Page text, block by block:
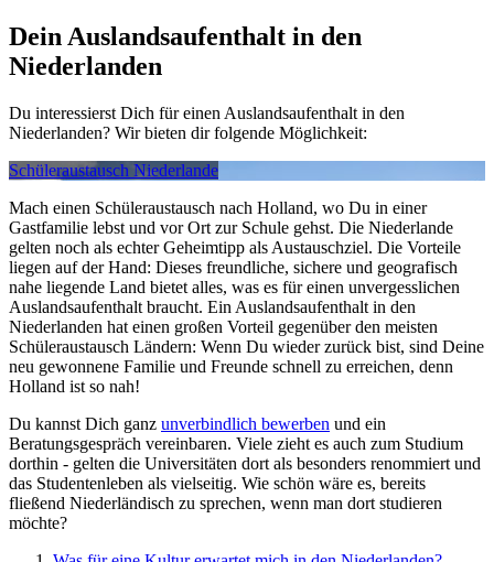
Dein Auslandsaufenthalt in den
Niederlanden
Du interessierst Dich für einen Auslandsaufenthalt in den
Niederlanden? Wir bieten dir folgende Möglichkeit:
Schüleraustausch Niederlande
Mach einen Schüleraustausch nach Holland, wo Du in einer
Gastfamilie lebst und vor Ort zur Schule gehst. Die Niederlande
gelten noch als echter Geheimtipp als Austauschziel. Die Vorteile
liegen auf der Hand: Dieses freundliche, sichere und geografisch
nahe liegende Land bietet alles, was es für einen unvergesslichen
Auslandsaufenthalt braucht. Ein Auslandsaufenthalt in den
Niederlanden hat einen großen Vorteil gegenüber den meisten
Schüleraustausch Ländern: Wenn Du wieder zurück bist, sind Deine
neu gewonnene Familie und Freunde schnell zu erreichen, denn
Holland ist so nah!
Du kannst Dich ganz unverbindlich bewerben und ein
Beratungsgespräch vereinbaren. Viele zieht es auch zum Studium
dorthin - gelten die Universitäten dort als besonders renommiert und
das Studentenleben als vielseitig. Wie schön wäre es, bereits
fließend Niederländisch zu sprechen, wenn man dort studieren
möchte?